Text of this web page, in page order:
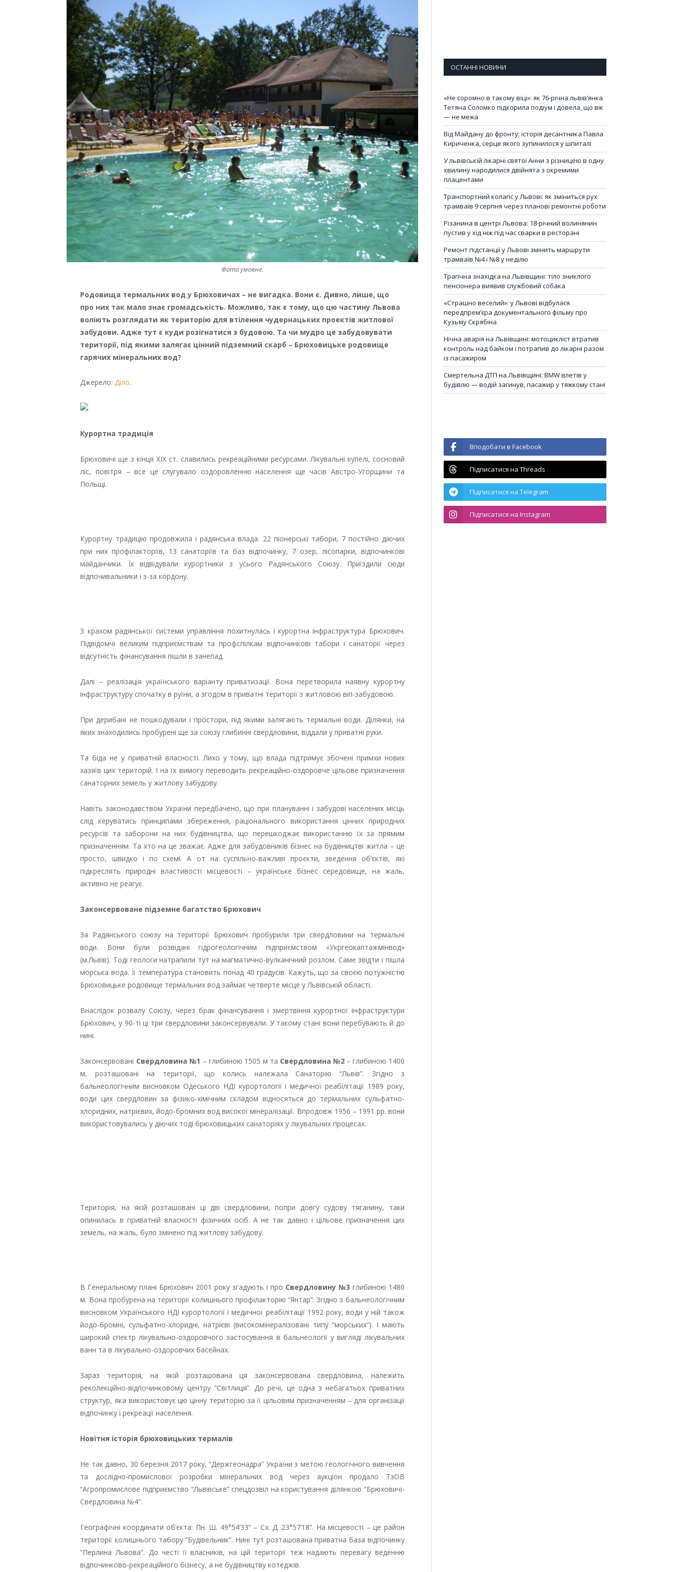
Фото умовне.
Родовища термальних вод у Брюховичах – не вигадка. Вони є. Дивно, лише, що
про них так мало знає громадськість. Можливо, так є тому, що цю частину Львова
воліють розглядати як територію для втілення чудернацьких проектів житлової
забудови. Адже тут є куди розігнатися з будовою. Та чи мудро це забудовувати
території, під якими залягає цінний підземний скарб – Брюховицьке родовище
гарячих мінеральних вод?
Джерело:Діло.
Курортна традиція
Брюховичі ще з кінця ХІХ ст. славились рекреаційними ресурсами. Лікувальні купелі, сосновий
ліс, повітря – все це слугувало оздоровленню населення ще часів Австро-Угорщини та
Польщі.
Курортну традицію продовжила і радянська влада. 22 піонерські табори, 7 постійно діючих
при них профілакторіїв, 13 санаторіїв та баз відпочинку, 7 озер, лісопарки, відпочинкові
майданчики. Їх відвідували курортники з усього Радянського Союзу. Приїздили сюди
відпочивальники і з-за кордону.
З крахом радянської системи управління похитнулась і курортна інфраструктура Брюхович.
Підвідомчі великим підприємствам та профспілкам відпочинкові табори і санаторії через
відсутність фінансування пішли в занепад.
Далі – реалізація українського варіанту приватизації. Вона перетворила наявну курортну
інфраструктуру спочатку в руїни, а згодом в приватні території з житловою віп-забудовою.
При дерибані не пошкодували і простори, під якими залягають термальні води. Ділянки, на
яких знаходились пробурені ще за союзу глибинні свердловини, віддали у приватні руки.
Та біда не у приватній власності. Лихо у тому, що влада підтримує збочені примхи нових
хазяїв цих територій. І на їх вимогу переводить рекреаційно-оздоровче цільове призначення
санаторних земель у житлову забудову.
Навіть законодавством України передбачено, що при плануванні і забудові населених місць
слід керуватись принципами збереження, раціонального використання цінних природних
ресурсів та заборони на них будівництва, що перешкоджає використанню їх за прямим
призначенням. Та хто на це зважає.Адже для забудовників бізнес на будівництві житла – це
просто, швидко і по схемі. А от на суспільно-важливі проєкти, зведення об’єктів, які
підкреслять природні властивості місцевості – українське бізнес середовище, на жаль,
активно не реагує.
Законсервоване підземне багатство Брюхович
За Радянського союзу на території Брюхович пробурили три свердловини на термальні
води. Вони були розвідані гідрогеологічним підприємством «Укргеокаптажмінвод»
(м.Львів). Тоді геологи натрапили тут на магматично-вулканічний розлом. Саме звідти і пішла
морська вода. Її температура становить понад 40 градусів. Кажуть, що за своєю потужністю
Брюховицьке родовище термальних вод займає четверте місце у Львівській області.
Внаслідок розвалу Союзу, через брак фінансування і змертвіння курортної інфраструктури
Брюхович, у 90-ті ці три свердловини законсервували. У такому стані вони перебувають й до
нині.
Законсервовані Свердловина №1 – глибиною 1505 м та Свердловина №2– глибиною 1400
м, розташовані на території, що колись належала Санаторію “Львів”. Згідно з
бальнеологічним висновком Одеського НДІ курортології і медичної реабілітації 1989 року,
води цих свердловин за фізико-хімічним складом відносяться до термальних сульфатно-
хлоридних, натрієвих, йодо-бромних вод високої мінералізації. Впродовж 1956 – 1991 рр. вони
використовувались у діючих тоді брюховицьких санаторіях у лікувальних процесах.
Територія, на якій розташовані ці дві свердловини, попри довгу судову тяганину, таки
опинилась в приватній власності фізичних осіб. А не так давно і цільове призначення цих
земель, на жаль, було змінено під житлову забудову.
В Генеральному плані Брюхович 2001 року згадують і про Свердловину №3 глибиною 1480
м. Вона пробурена на території колишнього профілакторію “Янтар”. Згідно з бальнеологічним
висновком Українського НДІ курортології і медичної реабілітації 1992 року, води у ній також
йодо-бромні, сульфатно-хлоридні, натрієві (високомінералізовані типу “морських”). І мають
широкий спектр лікувально-оздоровчого застосування в бальнеології у вигляді лікувальних
ванн та в лікувально-оздоровчих басейнах.
Зараз територія, на якій розташована ця законсервована свердловина, належить
реколекційно-відпочинковому центру “Світлиця”. До речі, це одна з небагатьох приватних
структур, яка використовує цю цінну територію за її цільовим призначенням – для організації
відпочинку і рекреації населення.
Новітня історія брюховицьких термалів
Не так давно, 30 березня 2017 року, “Держгеонадра” України з метою геологічного вивчення
та дослідно-промислової розробки мінеральних вод через аукціон продало ТзОВ
“Агропромислове підприємство “Львівське” спецдозвіл на користування ділянкою “Брюховичі-
Свердловина №4″.
Географічні координати об’єкта: Пн. Ш. 49°54’33” – Сх. Д. 23°57’18”. На місцевості – це район
території колишнього табору “Будівельник”. Нині тут розташована приватна база відпочинку
“Перлина Львова”. До честі її власників, на цій території теж надають перевагу веденню
відпочинково-рекреаційного бізнесу, а не будівництву котеджів.
ОСТАННІ НОВИНИ
«Не соромно в такому віці»: як 76-річна львів’янка
Тетяна Соломко підкорила подіум і довела, що вік
— не межа
Від Майдану до фронту: історія десантника Павла
Кириченка, серце якого зупинилося у шпиталі
У львівській лікарні святої Анни з різницею в одну
хвилину народилися двійнята з окремими
плацентами
Транспортний колапс у Львові: як зміниться рух
трамваїв 9 серпня через планові ремонтні роботи
Різанина в центрі Львова: 18-річний волинянин
пустив у хід ніж під час сварки в ресторані
Ремонт підстанції у Львові змінить маршрути
трамваїв №4 і №8 у неділю
Трагічна знахідка на Львівщині: тіло зниклого
пенсіонера виявив службовий собака
«Страшно веселий»: у Львові відбулася
передпрем’єра документального фільму про
Кузьму Скрябіна
Нічна аварія на Львівщині: мотоцикліст втратив
контроль над байком і потрапив до лікарні разом
із пасажиром
Смертельна ДТП на Львівщині: BMW влетів у
будівлю — водій загинув, пасажир у тяжкому стані
Вподобати в Facebook
Підписатися на Threads
Підписатися на Telegram
Підписатися на Instagram